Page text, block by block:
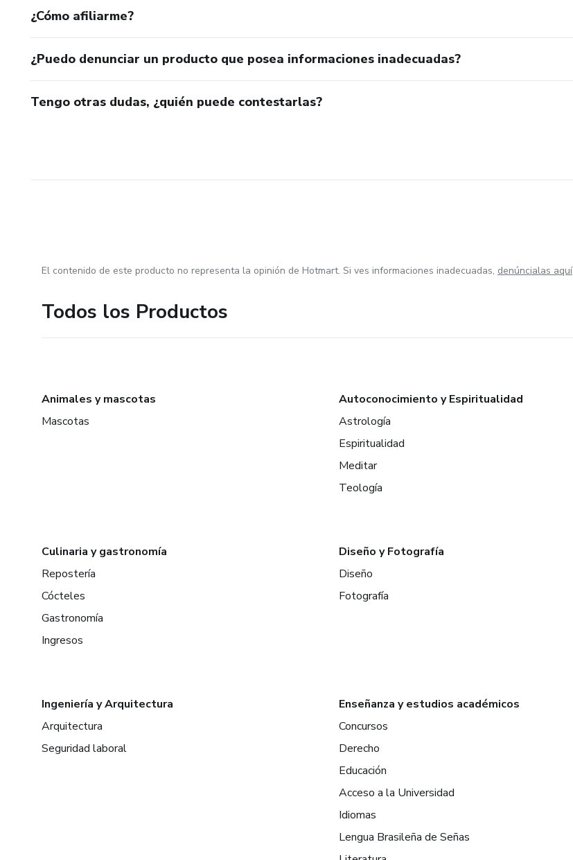
¿Cómo afiliarme?
¿Puedo denunciar un producto que posea informaciones inadecuadas?
Tengo otras dudas, ¿quién puede contestarlas?
El contenido de este producto no representa la opinión de Hotmart. Si ves informaciones inadecuadas, denúncialas aquí
Todos los Productos
Animales y mascotas
Mascotas
Autoconocimiento y Espiritualidad
Astrología
Espiritualidad
Meditar
Teología
Culinaria y gastronomía
Repostería
Cócteles
Gastronomía
Ingresos
Diseño y Fotografía
Diseño
Fotografía
Ingeniería y Arquitectura
Arquitectura
Seguridad laboral
Enseñanza y estudios académicos
Concursos
Derecho
Educación
Acceso a la Universidad
Idiomas
Lengua Brasileña de Señas